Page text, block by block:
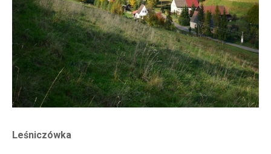
Leśniczówka